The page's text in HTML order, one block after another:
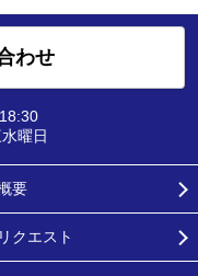
わせ
曜日
要
クエスト